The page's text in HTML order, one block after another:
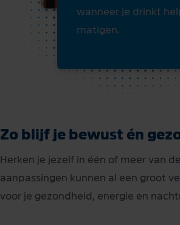
wanneer je drinkt
matigen.
Zo blijf je bewust én
Herken je jezelf in één of meer van
aanpassingen kunnen al een groot
voor je gezondheid, energie en